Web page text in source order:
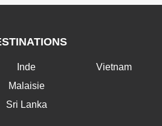
Inde
Malaisie
Sri Lanka
Vietnam